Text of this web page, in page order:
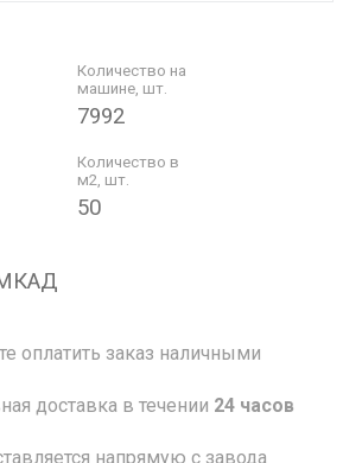
Количество на
машине, шт.
7992
Количество в
м2, шт.
50
оплатить заказ наличными
доставка в течении 24 часов
напрямую с завода